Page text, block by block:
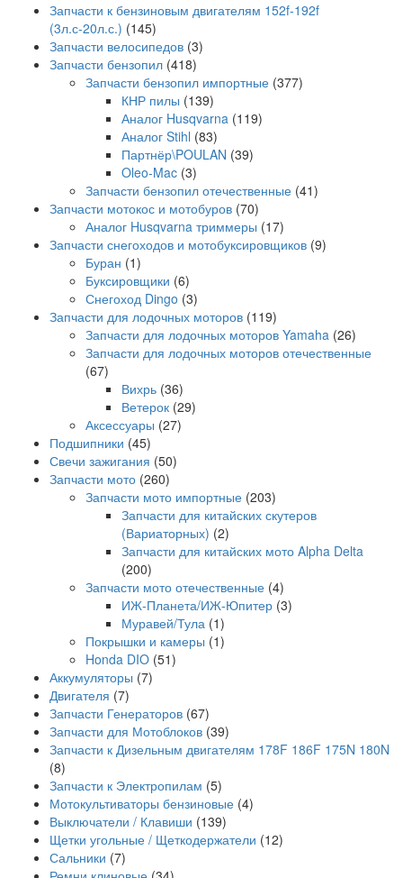
Запчасти к бензиновым двигателям 152f-192f
(3л.с-20л.с.) (145)
Запчасти велосипедов (3)
Запчасти бензопил (418)
Запчасти бензопил импортные (377)
КНР пилы (139)
Аналог Husqvarna (119)
Аналог Stihl (83)
Партнёр\POULAN (39)
Oleo-Mac (3)
Запчасти бензопил отечественные (41)
Запчасти мотокос и мотобуров (70)
Аналог Husqvarna триммеры (17)
Запчасти снегоходов и мотобуксировщиков (9)
Буран (1)
Буксировщики (6)
Снегоход Dingo (3)
Запчасти для лодочных моторов (119)
Запчасти для лодочных моторов Yamaha (26)
Запчасти для лодочных моторов отечественные
(67)
Вихрь (36)
Ветерок (29)
Аксессуары (27)
Подшипники (45)
Свечи зажигания (50)
Запчасти мото (260)
Запчасти мото импортные (203)
Запчасти для китайских скутеров
(Вариаторных) (2)
Запчасти для китайских мото Alpha Delta
(200)
Запчасти мото отечественные (4)
ИЖ-Планета/ИЖ-Юпитер (3)
Муравей/Тула (1)
Покрышки и камеры (1)
Honda DIO (51)
Аккумуляторы (7)
Двигателя (7)
Запчасти Генераторов (67)
Запчасти для Мотоблоков (39)
Запчасти к Дизельным двигателям 178F 186F 175N 180N
(8)
Запчасти к Электропилам (5)
Мотокультиваторы бензиновые (4)
Выключатели / Клавиши (139)
Щетки угольные / Щеткодержатели (12)
Сальники (7)